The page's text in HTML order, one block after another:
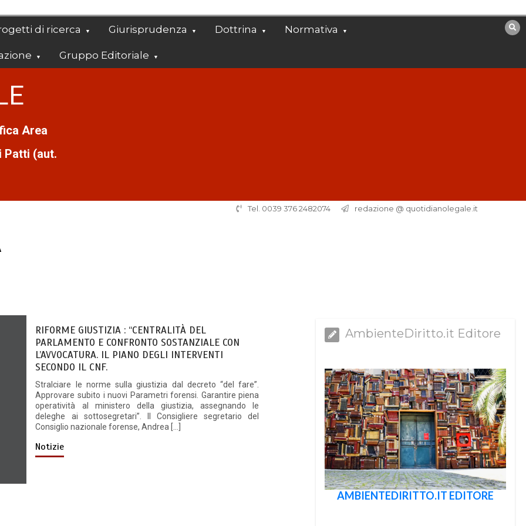
di ricerca Giurisprudenza Dottrina Normativa
Gruppo Editoriale
Area
Patti (aut.
Tel. 0039 376 2482074 redazione @ quotidianolegale.it
RIFORME GIUSTIZIA : “CENTRALITÀ DEL
PARLAMENTO E CONFRONTO SOSTANZIALE CON
L’AVVOCATURA. IL PIANO DEGLI INTERVENTI
SECONDO IL CNF.
Stralciare le norme sulla giustizia dal decreto “del fare”.
Approvare subito i nuovi Parametri forensi. Garantire piena
operatività al ministero della giustizia, assegnando le
deleghe ai sottosegretari”. Il Consigliere segretario del
Consiglio nazionale forense, Andrea […]
Notizie
AmbienteDiritto.it Editore
AMBIENTEDIRITTO.IT EDITORE